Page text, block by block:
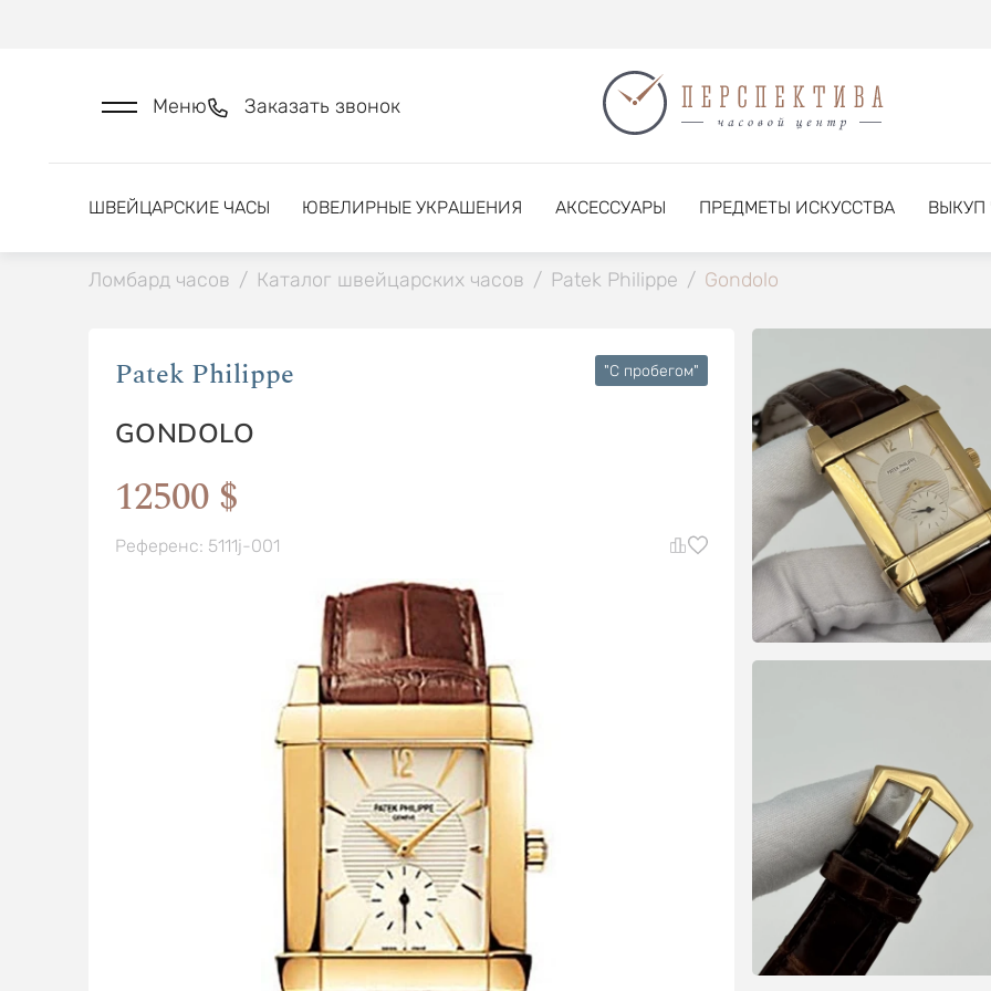
Меню Заказать звонок
ШВЕЙЦАРСКИЕ ЧАСЫ ЮВЕЛИРНЫЕ УКРАШЕНИЯ АКСЕССУАРЫ ПРЕДМЕТЫ ИСКУССТВА ВЫКУП
Ломбард часов / Каталог швейцарских часов / Patek Philippe / Gondolo
Patek Philippe "C пробегом"
GONDOLO
12500 $
Референс: 5111j-001